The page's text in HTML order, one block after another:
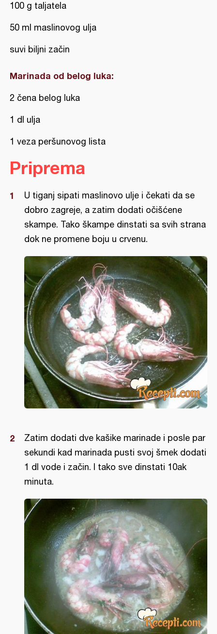
100 g taljatela
50 ml maslinovog ulja
suvi biljni začin
Marinada od belog luka:
2 čena belog luka
1 dl ulja
1 veza peršunovog lista
Priprema
U tiganj sipati maslinovo ulje i čekati da se
dobro zagreje, a zatim dodati očišćene
skampe. Tako škampe dinstati sa svih strana
dok ne promene boju u crvenu.
Zatim dodati dve kašike marinade i posle par
sekundi kad marinada pusti svoj šmek dodati
1 dl vode i začin. I tako sve dinstati 10ak
minuta.